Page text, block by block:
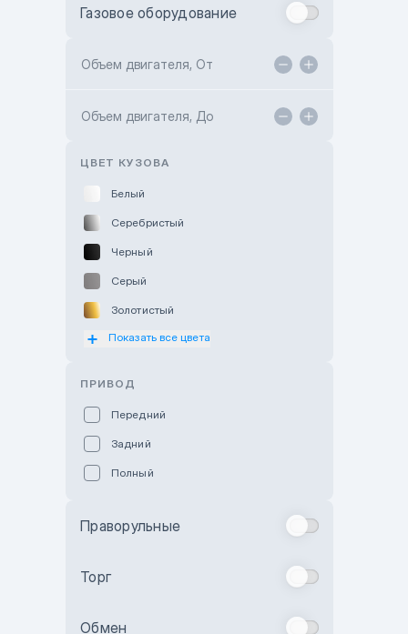
Toyota Kokshetau
Hyundai ShymCity
Газовое оборудование
Объем двигателя, От
Объем двигателя, До
ЦВЕТ КУЗОВА
Белый
Серебристый
Черный
Серый
Золотистый
Оранжевый
Бежевый
Показать все цвета
ПРИВОД
Передний
Задний
Полный
Праворульные
Торг
Обмен